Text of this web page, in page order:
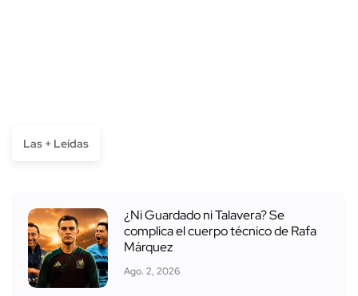
Las + Leídas
¿Ni Guardado ni Talavera? Se
complica el cuerpo técnico de Rafa
Márquez
Ago. 2, 2026